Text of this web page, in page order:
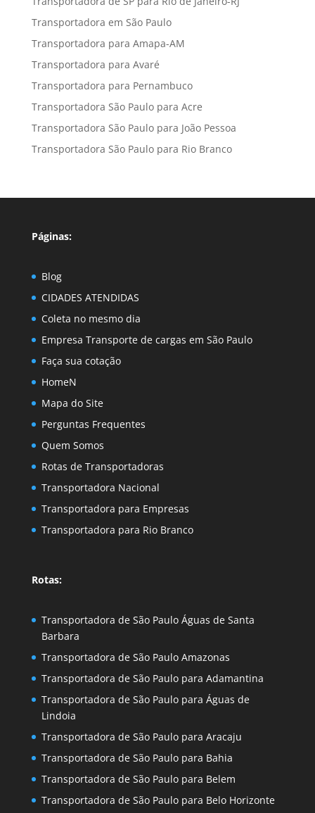
Transportadora em São Paulo
Transportadora para Amapa-AM
Transportadora para Avaré
Transportadora para Pernambuco
Transportadora São Paulo para Acre
Transportadora São Paulo para João Pessoa
Transportadora São Paulo para Rio Branco
Páginas:
Blog
CIDADES ATENDIDAS
Coleta no mesmo dia
Empresa Transporte de cargas em São Paulo
Faça sua cotação
HomeN
Mapa do Site
Perguntas Frequentes
Quem Somos
Rotas de Transportadoras
Transportadora Nacional
Transportadora para Empresas
Transportadora para Rio Branco
Rotas:
Transportadora de São Paulo Águas de Santa
Barbara
Transportadora de São Paulo Amazonas
Transportadora de São Paulo para Adamantina
Transportadora de São Paulo para Águas de
Lindoia
Transportadora de São Paulo para Aracaju
Transportadora de São Paulo para Bahia
Transportadora de São Paulo para Belem
Transportadora de São Paulo para Belo Horizonte